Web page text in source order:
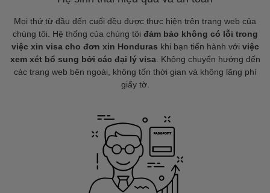
Mọi thứ từ đầu đến cuối đều được thực hiện trên trang web của
chúng tôi. Hệ thống của chúng tôi đảm bảo không có lỗi trong
việc xin visa cho đơn xin Honduras khi bạn tiến hành với việc
xem xét bổ sung bởi các đại lý visa. Không chuyển hướng đến
các trang web bên ngoài, không tốn thời gian và không lãng phí
giấy tờ.